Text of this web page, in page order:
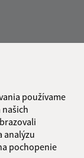
používame
analýzu
pochopenie